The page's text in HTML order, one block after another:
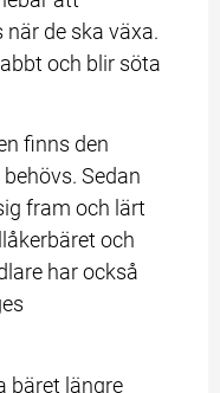
de ska växa.
och blir söta
finns den
Sedan
fram och lärt
och
har också
bäret längre